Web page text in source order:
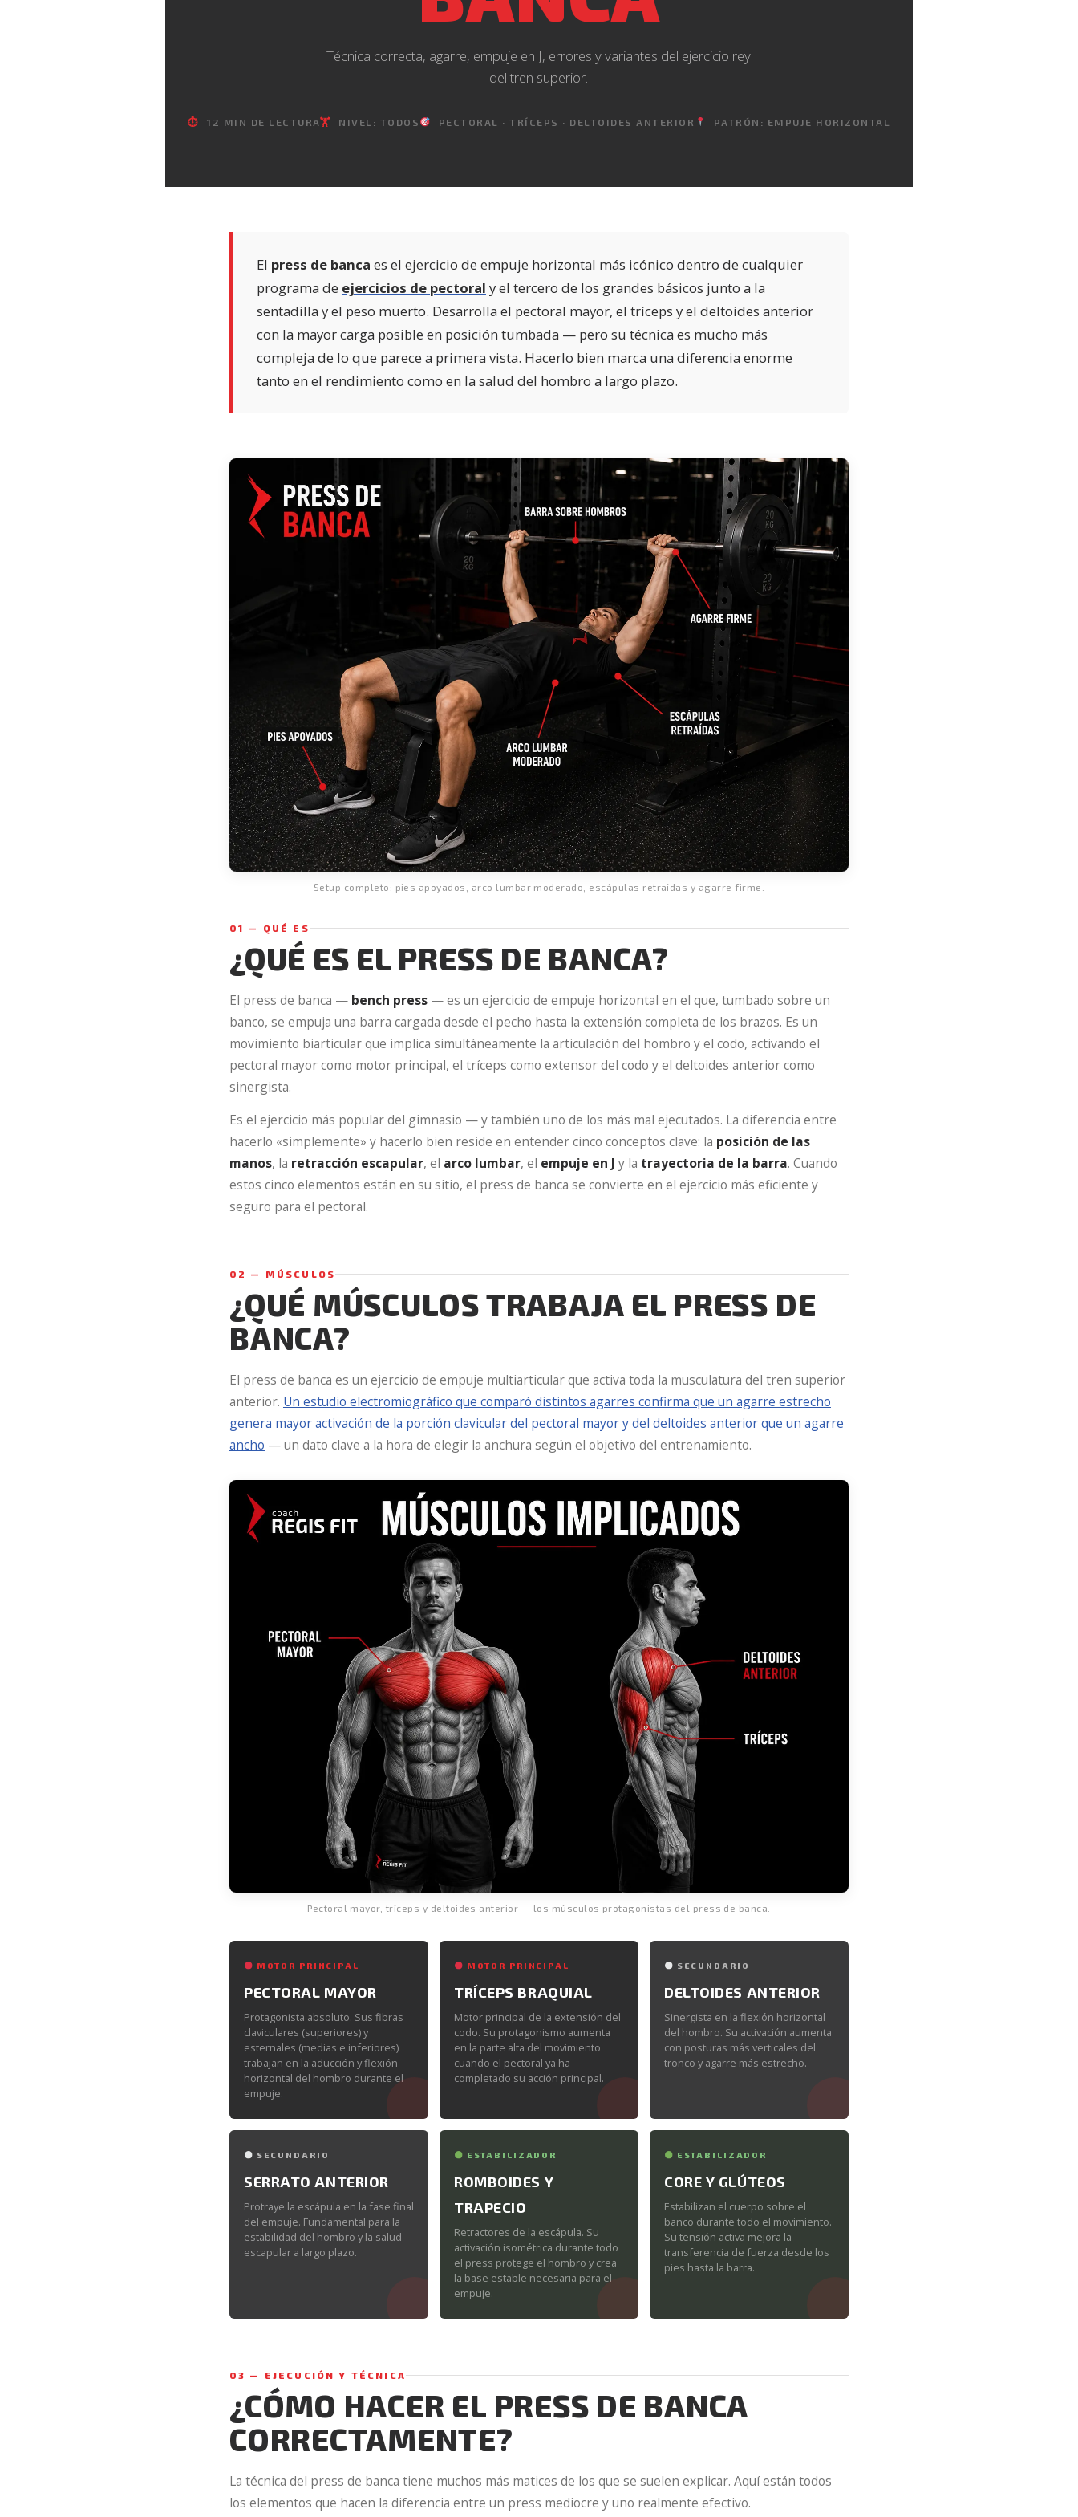
Técnica correcta, agarre, empuje en J, errores y variantes del ejercicio rey
del tren superior.
⏱ 12 MIN DE LECTURA🏋️ NIVEL: TODOS PECTORAL · TRÍCEPS · DELTOIDES ANTERIOR PATRÓN: EMPUJE HORIZONTAL
El press de banca es el ejercicio de empuje horizontal más icónico dentro de cualquier
programa de ejercicios de pectoral y el tercero de los grandes básicos junto a la
sentadilla y el peso muerto. Desarrolla el pectoral mayor, el tríceps y el deltoides anterior
con la mayor carga posible en posición tumbada — pero su técnica es mucho más
compleja de lo que parece a primera vista. Hacerlo bien marca una diferencia enorme
tanto en el rendimiento como en la salud del hombro a largo plazo.
Setup completo: pies apoyados, arco lumbar moderado, escápulas retraídas y agarre firme.
01 — QUÉ ES
¿QUÉ ES EL PRESS DE BANCA?
El press de banca — bench press— es un ejercicio de empuje horizontal en el que, tumbado sobre un
banco, se empuja una barra cargada desde el pecho hasta la extensión completa de los brazos. Es un
movimiento biarticular que implica simultáneamente la articulación del hombro y el codo, activando el
pectoral mayor como motor principal, el tríceps como extensor del codo y el deltoides anterior como
sinergista.
Es el ejercicio más popular del gimnasio — y también uno de los más mal ejecutados. La diferencia entre
hacerlo «simplemente» y hacerlo bien reside en entender cinco conceptos clave: la posición de las
manos, la retracción escapular, el arco lumbar, el empuje en J y la trayectoria de la barra. Cuando
estos cinco elementos están en su sitio, el press de banca se convierte en el ejercicio más eficiente y
seguro para el pectoral.
02 — MÚSCULOS
¿QUÉ MÚSCULOS TRABAJA EL PRESS DE
BANCA?
El press de banca es un ejercicio de empuje multiarticular que activa toda la musculatura del tren superior
anterior. Un estudio electromiográfico que comparó distintos agarres confirma que un agarre estrecho
genera mayor activación de la porción clavicular del pectoral mayor y del deltoides anterior que un agarre
ancho — un dato clave a la hora de elegir la anchura según el objetivo del entrenamiento.
Pectoral mayor, tríceps y deltoides anterior — los músculos protagonistas del press de banca.
MOTOR PRINCIPAL
PECTORAL MAYOR
Protagonista absoluto. Sus fibras
claviculares (superiores) y
esternales (medias e inferiores)
trabajan en la aducción y flexión
horizontal del hombro durante el
empuje.
MOTOR PRINCIPAL
TRÍCEPS BRAQUIAL
Motor principal de la extensión del
codo. Su protagonismo aumenta
en la parte alta del movimiento
cuando el pectoral ya ha
completado su acción principal.
SECUNDARIO
DELTOIDES ANTERIOR
Sinergista en la flexión horizontal
del hombro. Su activación aumenta
con posturas más verticales del
tronco y agarre más estrecho.
SECUNDARIO
SERRATO ANTERIOR
Protraye la escápula en la fase final
del empuje. Fundamental para la
estabilidad del hombro y la salud
escapular a largo plazo.
ESTABILIZADOR
ROMBOIDES Y
TRAPECIO
Retractores de la escápula. Su
activación isométrica durante todo
el press protege el hombro y crea
la base estable necesaria para el
empuje.
ESTABILIZADOR
CORE Y GLÚTEOS
Estabilizan el cuerpo sobre el
banco durante todo el movimiento.
Su tensión activa mejora la
transferencia de fuerza desde los
pies hasta la barra.
03 — EJECUCIÓN Y TÉCNICA
¿CÓMO HACER EL PRESS DE BANCA
CORRECTAMENTE?
La técnica del press de banca tiene muchos más matices de los que se suelen explicar. Aquí están todos
los elementos que hacen la diferencia entre un press mediocre y uno realmente efectivo.